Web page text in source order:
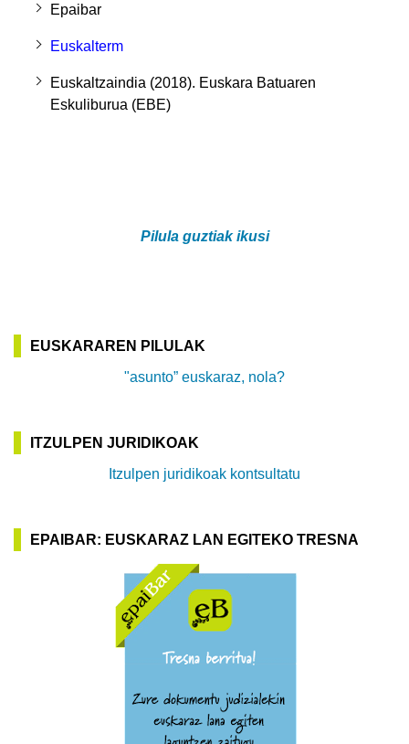
Epaibar
Euskalterm
Euskaltzaindia (2018). Euskara Batuaren
Eskuliburua (EBE)
Pilula guztiak ikusi
EUSKARAREN PILULAK
"asunto” euskaraz, nola?
ITZULPEN JURIDIKOAK
Itzulpen juridikoak kontsultatu
EPAIBAR: EUSKARAZ LAN EGITEKO TRESNA